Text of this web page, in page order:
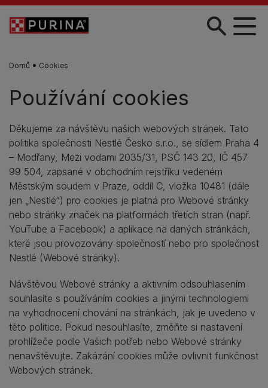
Skip to main content
Domů Cookies
Používání cookies
Děkujeme za návštěvu našich webových stránek. Tato
politika společnosti Nestlé Česko s.r.o., se sídlem Praha 4
– Modřany, Mezi vodami 2035/31, PSČ 143 20, IČ 457
99 504, zapsané v obchodním rejstříku vedeném
Městským soudem v Praze, oddíl C, vložka 10481 (dále
jen „Nestlé“) pro cookies je platná pro Webové stránky
nebo stránky značek na platformách třetích stran (např.
YouTube a Facebook) a aplikace na daných stránkách,
které jsou provozovány společností nebo pro společnost
Nestlé (Webové stránky).
Návštěvou Webové stránky a aktivním odsouhlasením
souhlasíte s používáním cookies a jinými technologiemi
na vyhodnocení chování na stránkách, jak je uvedeno v
této politice. Pokud nesouhlasíte, změňte si nastavení
prohlížeče podle Vašich potřeb nebo Webové stránky
nenavštěvujte. Zakázání cookies může ovlivnit funkčnost
Webových stránek.